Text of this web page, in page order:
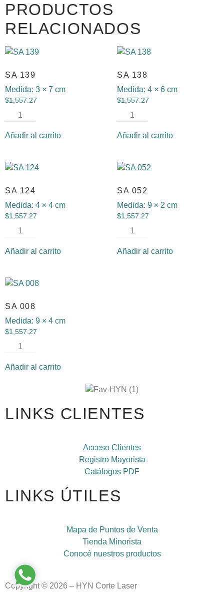
PRODUCTOS
RELACIONADOS
SA 139
Medida: 3 × 7 cm
$1,557.27
Añadir al carrito
SA 138
Medida: 4 × 6 cm
$1,557.27
Añadir al carrito
SA 124
Medida: 4 × 4 cm
$1,557.27
Añadir al carrito
SA 052
Medida: 9 × 2 cm
$1,557.27
Añadir al carrito
SA 008
Medida: 9 × 4 cm
$1,557.27
Añadir al carrito
LINKS CLIENTES
Acceso Clientes
Registro Mayorista
Catálogos PDF
LINKS ÚTILES
Mapa de Puntos de Venta
Tienda Minorista
Conocé nuestros productos
Copyright © 2026 – HYN Corte Laser